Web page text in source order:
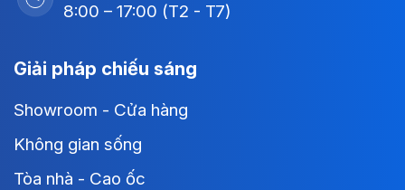
8:00 – 17:00 (T2 - T7)
Giải pháp chiếu sáng
Showroom - Cửa hàng
Không gian sống
Tòa nhà - Cao ốc